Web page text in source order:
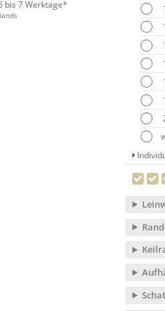
bis 7 Werktage*